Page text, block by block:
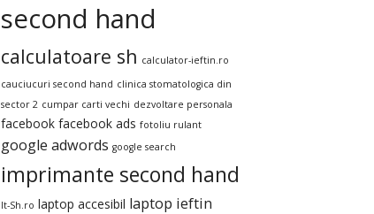
second hand
calculatoare sh calculator-ieftin.ro
cauciucuri second hand clinica stomatologica din
sector 2 cumpar carti vechi dezvoltare personala
facebook facebook ads fotoliu rulant
google adwords google search
imprimante second hand
It-Sh.ro laptop accesibil laptop ieftin